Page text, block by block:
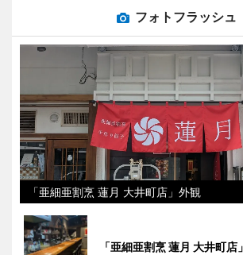
フォトフラッシュ
「亜細亜割烹 蓮月 大井町店」外観
「亜細亜割烹 蓮月 大井町店